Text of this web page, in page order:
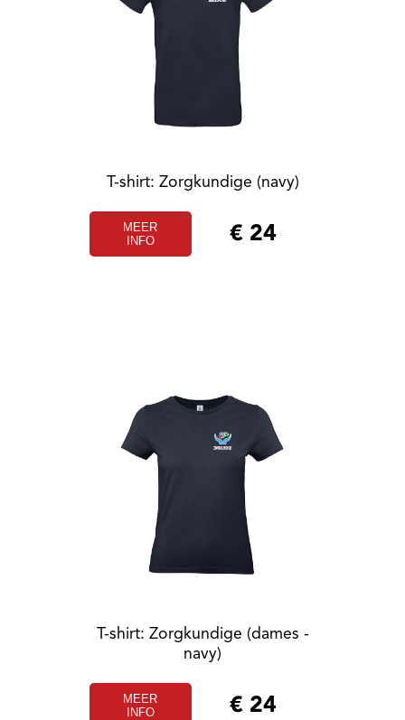
T-shirt: Zorgkundige (navy)
MEER
INFO
€ 24
T-shirt: Zorgkundige (dames -
navy)
MEER
INFO
€ 24